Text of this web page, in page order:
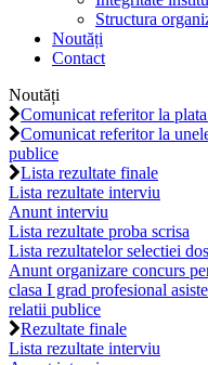
Structura
Noutăți
Contact
Noutăți
Comunicat referitor la
Comunicat referitor la
publice
Lista rezultate finale
Lista rezultate interviu
Anunt interviu
Lista rezultate proba scrisa
Lista rezultatelor selectiei
Anunt organizare concurs
clasa I grad profesional
relatii publice
Rezultate finale
Lista rezultate interviu